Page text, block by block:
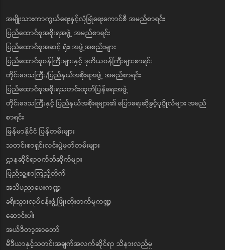
အမျိုးသားကာကွယ်ရေးနှင့်လုံခြုံရေးကောင်စီ အမည်စာရင်း
ပြည်ထောင်စုအစိုးရအဖွဲ့ အမည်စာရင်း
ပြည်ထောင်စုအဆင့် ရုံး၊ အဖွဲ့အစည်းများ
ပြည်ထောင်စုဝန်ကြီးများနှင့် ဒုတိယဝန်ကြီးများစာရင်း
တိုင်းဒေသကြီး/ပြည်နယ်အစိုးရအဖွဲ့ အမည်စာရင်း
ပြည်ထောင်စုအစိုးရသတင်းထုတ်ပြန်ရေးအဖွဲ့
တိုင်းဒေသကြီးနှင့် ပြည်နယ်အစိုးရများ၏ ပြောရေးဆိုခွင့်ပုဂ္ဂိုလ်များ အမည်
စာရင်း
မြန်မာနိုင်ငံ ပြန်တမ်းများ
သတင်းစာရှင်းလင်းပွဲမှတ်တမ်းများ
ဌာနဆိုင်ရာဝက်ဘ်ဆိုက်များ
ပြည်သူ့စာကြည့်တိုက်
အသိပညာပေးကဏ္ဍ
ခရီးသွားလုပ်ငန်းဖွံ့ဖြိုးတိုးတက်မှုကဏ္ဍ
ဆောင်းပါး
အယ်ဒီတာ့အာဘော်
မီဒီယာနှင့်သတင်းအချက်အလက်ဆိုင်ရာ သိနားလည်မှု